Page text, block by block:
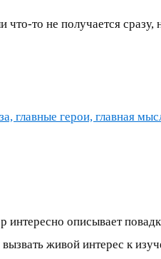
то не получается
главные герои, главная
описывает
живой интерес к